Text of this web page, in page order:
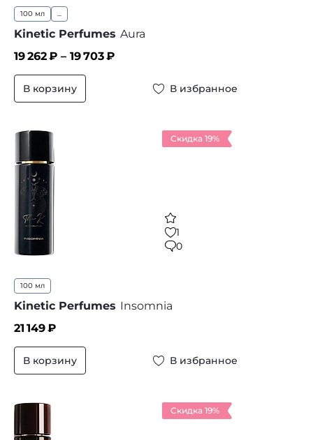
100 мл ...
Kinetic Perfumes Aura
19 262₽ – 19 703₽
В корзину В избранное
Скидка 19%
1
0
100 мл
Kinetic Perfumes Insomnia
21 149₽
В корзину В избранное
Скидка 19%